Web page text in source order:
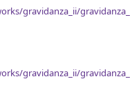
gravidanza_ii/
gravidanza_ii/